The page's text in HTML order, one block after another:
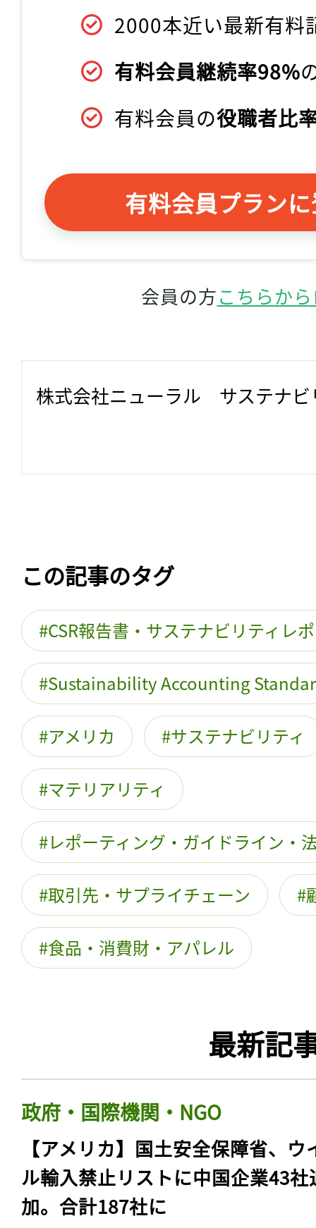
2000本近い最新有料
有料会員継続率98%
有料会員の役職者比
有料会員プラン
会員の方こちらか
株式会社ニューラル　サステナ
この記事のタグ
CSR報告書・サステナビリティレ
Sustainability Accounting
アメリカ サステナビリティ
マテリアリティ
レポーティング・ガイドライン・
取引先・サプライチェーン
食品・消費財・アパレル
最新記
政府・国際機関・NGO
【アメリカ】国土安全保障省、ウ
ル輸入禁止リストに中国企業43社
加。合計187社に